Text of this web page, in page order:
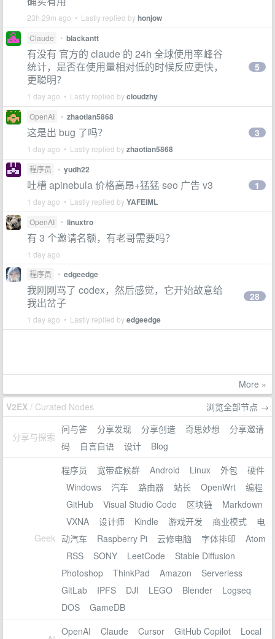
23h 29m ago • Lastly replied byhonjow
Claude • blackantt
有没有 官方的 claude 的 24h 全球使用率峰谷
统计，是否在使用量相对低的时候反应更快，
更聪明？
1 day ago • Lastly replied bycloudzhy
5
OpenAI • zhaotian5868
这是出 bug 了吗？
1 day ago • Lastly replied byzhaotian5868
3
程序员 • yudh22
吐槽 apinebula 价格高昂+猛猛 seo 广告 v3
1 day ago • Lastly replied byYAFEIML
1
OpenAI • linuxtro
有 3 个邀请名额，有老哥需要吗？
1 day ago
程序员
• edgeedge
我刚刚骂了 codex，然后感觉，它开始故意给
我出岔子
1 day ago • Lastly replied byedgeedge
28
More »
V2EX / Curated Nodes 浏览全部节点 →
分享与探索
问与答 分享发现 分享创造 奇思妙想
分享邀请
码
自言自语 设计 Blog
Geek
程序员 宽带症候群 Android Linux 外包
硬件
Windows
汽车 路由器 站长 OpenWrt
编程
GitHub
Visual Studio Code 区块链
Markdown
VXNA
设计师 Kindle 游戏开发 商业模式
电
动汽车
Raspberry Pi 云修电脑 字体排印
Atom
RSS
SONY LeetCode
Stable Diffusion
Photoshop
ThinkPad Amazon
Serverless
GitLab
IPFS DJI LEGO Blender
Logseq
DOS
GameDB
OpenAI Claude Cursor GitHub Copilot
Local